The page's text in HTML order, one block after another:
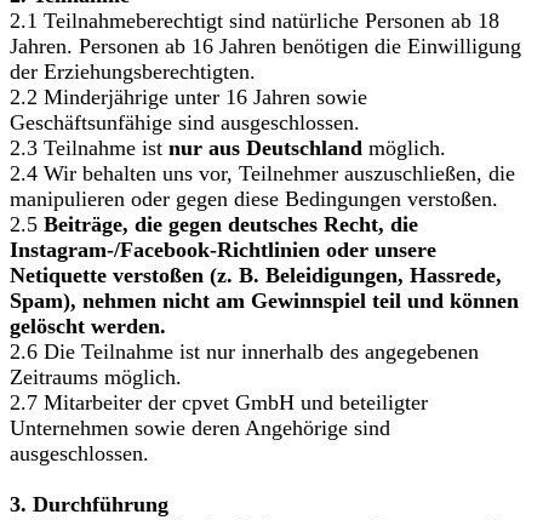
2.1 Teilnahmeberechtigt sind natürliche Personen ab 18
Jahren. Personen ab 16 Jahren benötigen die Einwilligung
der Erziehungsberechtigten.
2.2 Minderjährige unter 16 Jahren sowie
Geschäftsunfähige sind ausgeschlossen.
2.3 Teilnahme ist nur aus Deutschland möglich.
2.4 Wir behalten uns vor, Teilnehmer auszuschließen, die
manipulieren oder gegen diese Bedingungen verstoßen.
2.5 Beiträge, die gegen deutsches Recht, die
Instagram-/Facebook-Richtlinien oder unsere
Netiquette verstoßen (z. B. Beleidigungen, Hassrede,
Spam), nehmen nicht am Gewinnspiel teil und können
gelöscht werden.
2.6 Die Teilnahme ist nur innerhalb des angegebenen
Zeitraums möglich.
2.7 Mitarbeiter der cpvet GmbH und beteiligter
Unternehmen sowie deren Angehörige sind
ausgeschlossen.
3. Durchführung